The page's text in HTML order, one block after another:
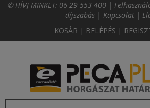
✆ HÍVJ MINKET: 06-29-553-400 |
díjszabás | Kapcsolat |
KOSÁR | BELÉPÉS |